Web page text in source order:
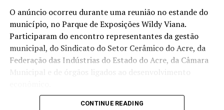
Compartilhe isso:
X Facebook WhatsApp
LinkedIn Telegram
O anúncio ocorreu durante uma reunião no estande do
município, no Parque de Exposições Wildy Viana.
Participaram do encontro representantes da gestão
municipal, do Sindicato do Setor Cerâmico do Acre, da
Federação das Indústrias do Estado do Acre, da Câmara
Municipal e de órgãos ligados ao desenvolvimento
O prefeito Alysson Bestene afirmou que as vias que
CONTINUE READING